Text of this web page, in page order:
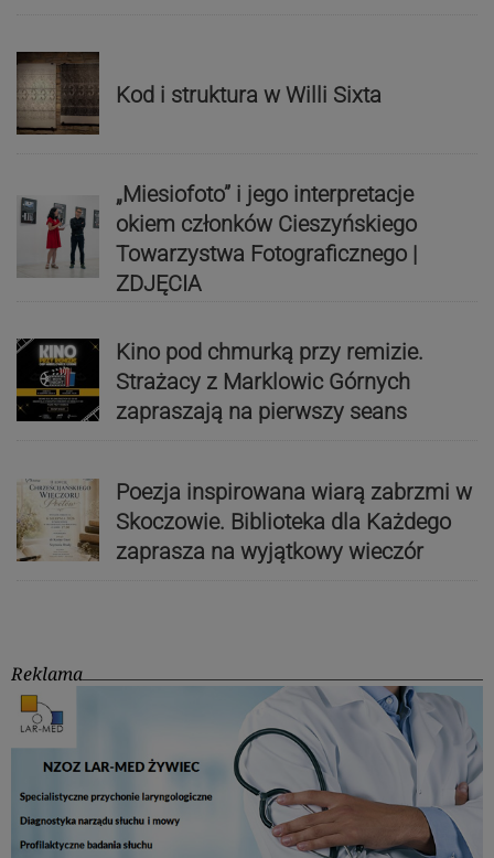
Kod i struktura w Willi Sixta
„Miesiofoto” i jego interpretacje
okiem członków Cieszyńskiego
Towarzystwa Fotograficznego |
ZDJĘCIA
Kino pod chmurką przy remizie.
Strażacy z Marklowic Górnych
zapraszają na pierwszy seans
Poezja inspirowana wiarą zabrzmi w
Skoczowie. Biblioteka dla Każdego
zaprasza na wyjątkowy wieczór
Reklama